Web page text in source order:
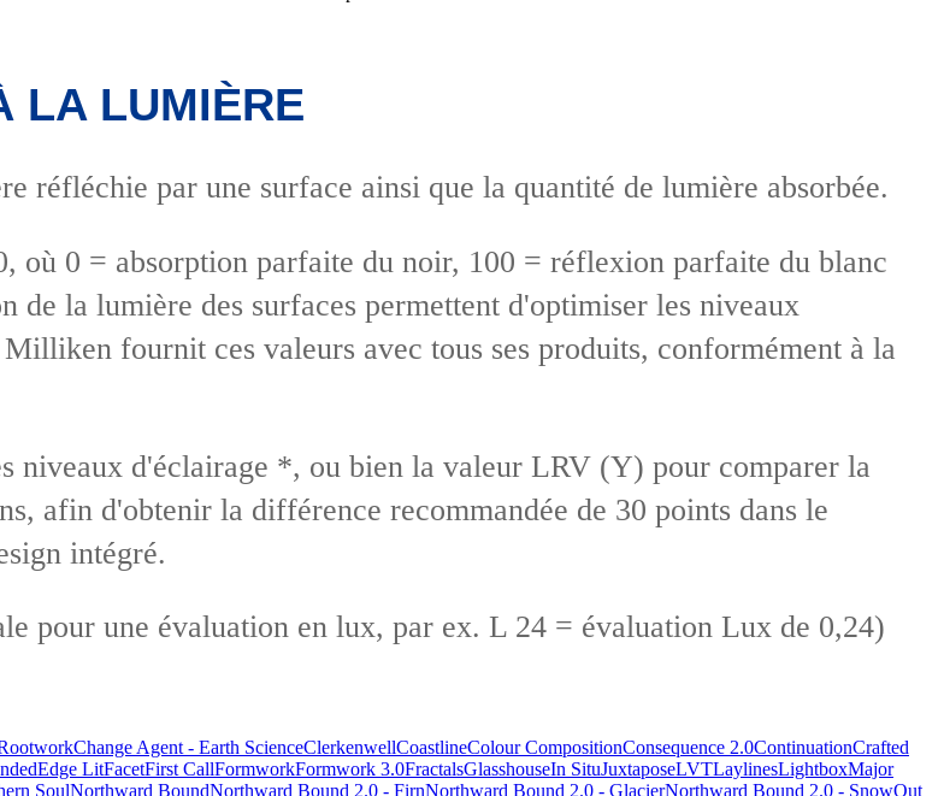
LA LUMIÈRE
réfléchie par une surface ainsi que la quantité de lumière absorbée.
où 0 = absorption parfaite du noir, 100 = réflexion parfaite du blanc
la lumière des surfaces permettent d'optimiser les niveaux
fournit ces valeurs avec tous ses produits, conformément à la
d'éclairage *, ou bien la valeur LRV (Y) pour comparer la
afin d'obtenir la différence recommandée de 30 points dans le
intégré.
pour une évaluation en lux, par ex. L 24 = évaluation Lux de 0,24)
Change Agent - Earth ScienceClerkenwellCoastlineColour CompositionConsequence 2.0ContinuationCrafted
Edge LitFacetFirst CallFormworkFormwork 3.0FractalsGlasshouseIn SituJuxtaposeLVTLaylinesLightboxMajor
SoulNorthward BoundNorthward Bound 2.0 - FirnNorthward Bound 2.0 - GlacierNorthward Bound 2.0 - SnowOut